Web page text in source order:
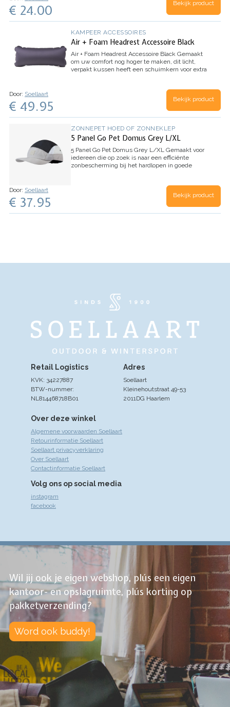
€ 24.00 Bekijk product
KAMPEER ACCESSOIRES
Air + Foam Headrest Accessoire Black
Air + Foam Headrest Accessoire Black Gemaakt
om uw comfort nog hoger te maken, dit licht,
verpakt kussen heeft een schuimkern voor extra
Door: Soellaart
€ 49.95 Bekijk product
ZONNEPET HOED OF ZONNEKLEP
5 Panel Go Pet Domus Grey L/XL
5 Panel Go Pet Domus Grey L/XL Gemaakt voor
iedereen die op zoek is naar een efficiënte
zonbescherming bij het hardlopen in goede
Door: Soellaart
€ 37.95 Bekijk product
Over deze winkel
Algemene voorwaarden Soellaart
Retourinformatie Soellaart
Soellaart privacyverklaring
Over Soellaart
Contactinformatie Soellaart
Volg ons op social media
instagram
facebook
Adres
Soellaart
Kleinehoutstraat 49-53
2011DG Haarlem
Retail Logistics
KVK: 34227887
BTW-nummer:
NL814468718B01
Wil jij ook je eigen webshop, plús een eigen
kantoor- en opslagruimte, plús korting op
pakketverzending?
Word ook buddy!